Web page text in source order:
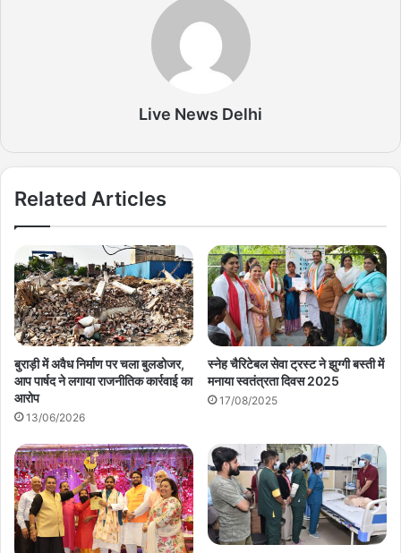
Live News Delhi
Related Articles
बुराड़ी में अवैध निर्माण पर चला बुलडोजर,
आप पार्षद ने लगाया राजनीतिक कार्रवाई का
आरोप
13/06/2026
स्नेह चैरिटेबल सेवा ट्रस्ट ने झुग्गी बस्ती में
मनाया स्वतंत्रता दिवस 2025
17/08/2025